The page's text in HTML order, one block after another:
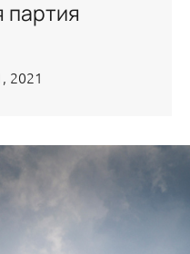
партия
2021